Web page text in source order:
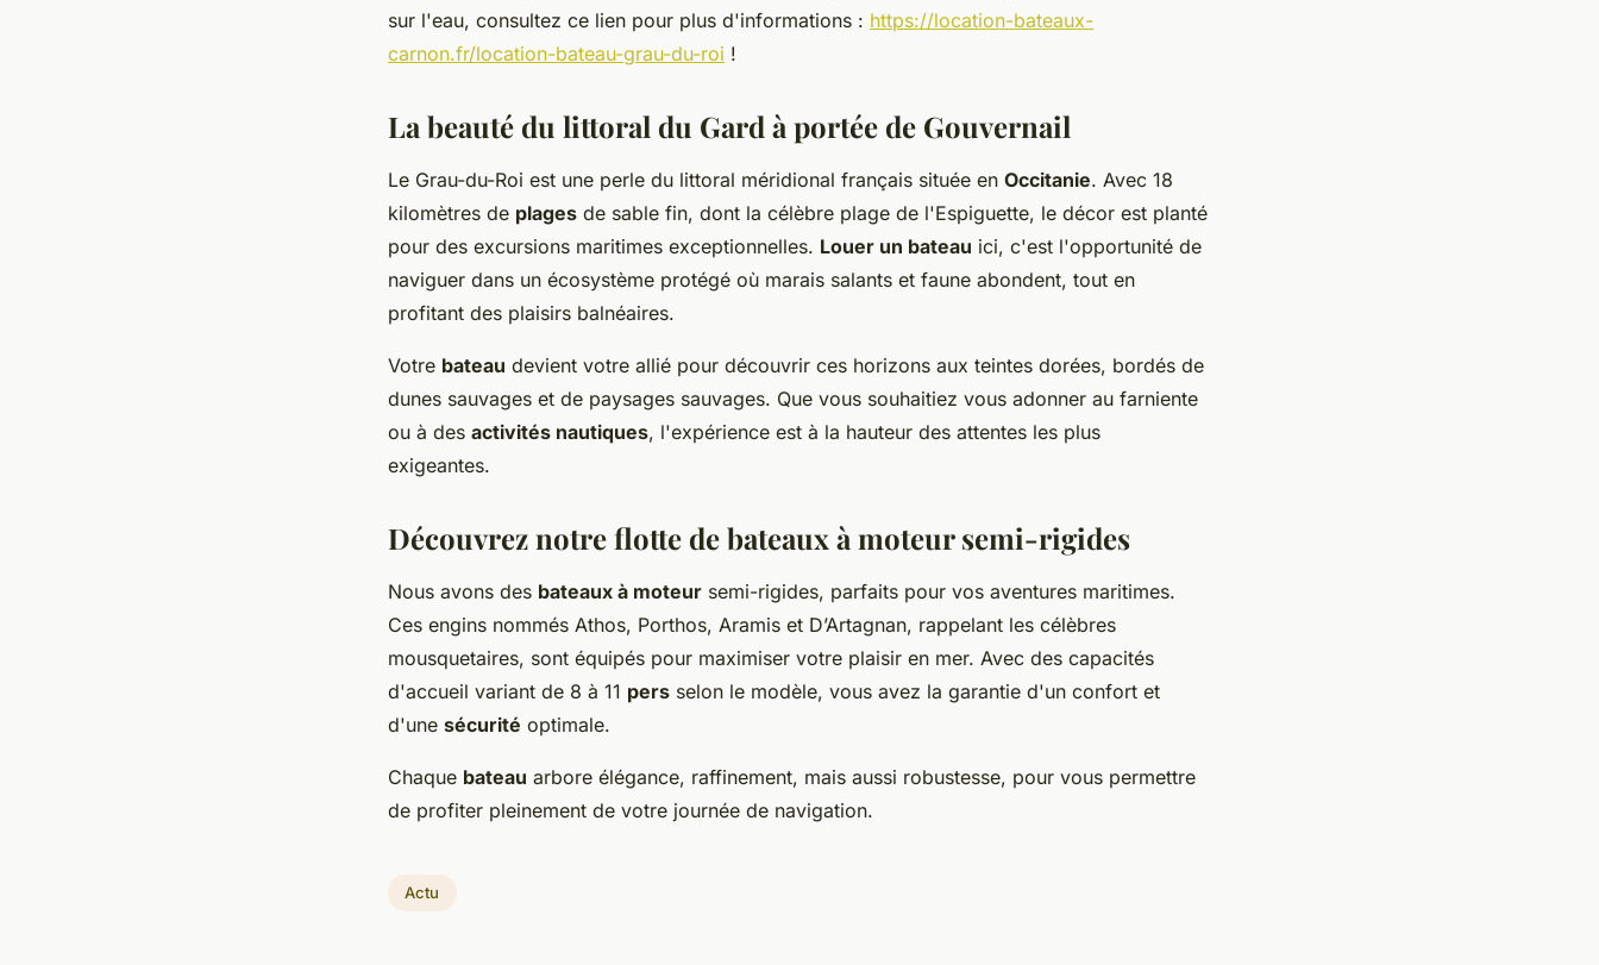
sur l'eau, consultez ce lien pour plus d'informations : https://location-bateaux-
carnon.fr/location-bateau-grau-du-roi !
La beauté du littoral du Gard à portée de Gouvernail
Le Grau-du-Roi est une perle du littoral méridional français située en Occitanie. Avec 18
kilomètres de plages de sable fin, dont la célèbre plage de l'Espiguette, le décor est planté
pour des excursions maritimes exceptionnelles. Louer un bateau ici, c'est l'opportunité de
naviguer dans un écosystème protégé où marais salants et faune abondent, tout en
profitant des plaisirs balnéaires.
Votre bateau devient votre allié pour découvrir ces horizons aux teintes dorées, bordés de
dunes sauvages et de paysages sauvages. Que vous souhaitiez vous adonner au farniente
ou à des activités nautiques, l'expérience est à la hauteur des attentes les plus
exigeantes.
Découvrez notre flotte de bateaux à moteur semi-rigides
Nous avons des bateaux à moteur semi-rigides, parfaits pour vos aventures maritimes.
Ces engins nommés Athos, Porthos, Aramis et D’Artagnan, rappelant les célèbres
mousquetaires, sont équipés pour maximiser votre plaisir en mer. Avec des capacités
d'accueil variant de 8 à 11 pers selon le modèle, vous avez la garantie d'un confort et
d'une sécurité optimale.
Chaque bateau arbore élégance, raffinement, mais aussi robustesse, pour vous permettre
de profiter pleinement de votre journée de navigation.
Actu